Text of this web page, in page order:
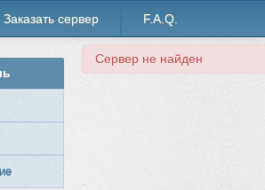
Заказать сервер F.A.Q.
Сервер не найден